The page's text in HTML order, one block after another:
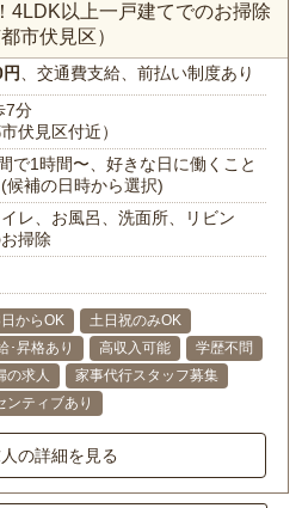
4LDK以上一戸建てでのお掃除
市伏見区）
、交通費支給、前払い制度あり
7分
伏見区付近）
で1時間〜、好きな日に働くこと
候補の日時から選択)
レ、お風呂、洗面所、リビン
掃除
からOK
土日祝のみOK
･昇格あり 高収入可能
学歴不問
の求人
家事代行スタッフ募集
ンティブあり
の詳細を見る